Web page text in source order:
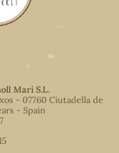
Marí S.L.
- 07760 Ciutadella de
- Spain